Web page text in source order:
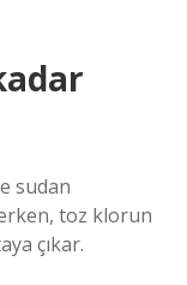
sudan
toz klorun
çıkar.